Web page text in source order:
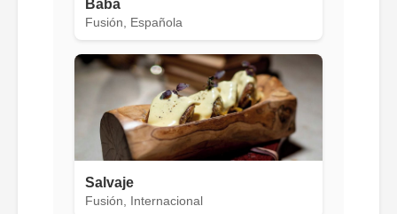
Baba
Fusión, Española
Salvaje
Fusión, Internacional